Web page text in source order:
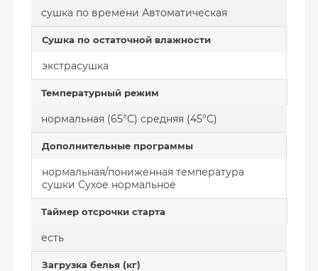
сушка по времени Автоматическая
Сушка по остаточной влажности
экстрасушка
Температурный режим
нормальная (65°С) средняя (45°С)
Дополнительные программы
нормальная/пониженная температура
сушки Сухое нормальное
Таймер отсрочки старта
есть
Загрузка белья (кг)